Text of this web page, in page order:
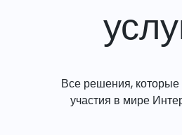
Все решения,
участия в мире